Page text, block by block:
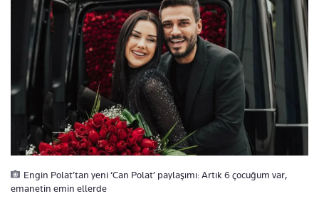
Engin Polat’tan yeni ‘Can Polat’ paylaşımı: Artık 6 çocuğum var,
emanetin emin ellerde